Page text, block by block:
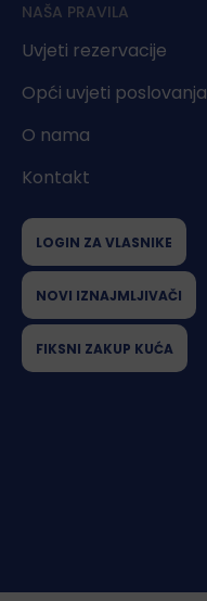
NAŠA PRAVILA
Uvjeti rezervacije
Opći uvjeti poslovanja
O nama
Kontakt
LOGIN ZA VLASNIKE
NOVI IZNAJMLJIVAČI
FIKSNI ZAKUP KUĆA